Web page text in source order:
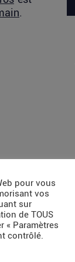
.
pour vous
vos
sur
de TOUS
« Paramètres
contrôlé.